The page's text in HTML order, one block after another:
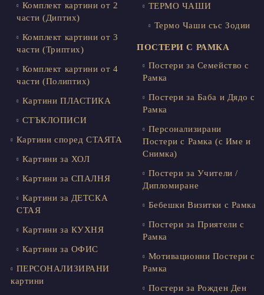
Комплект картини от 2
части (Диптих)
Комплект картини от 3
части (Триптих)
Комплект картини от 4
части (Полиптих)
Картини ПЛАСТИКА
СТЪКЛОПИСИ
Картини според СТАЯТА
Картини за ХОЛ
Картини за СПАЛНЯ
Картини за ДЕТСКА
СТАЯ
Картини за КУХНЯ
Картини за ОФИС
ПЕРСОНАЛИЗИРАНИ
картини
ТЕРМО ЧАШИ
Термо Чаши със Зодии
ПОСТЕРИ С РАМКА
Постери за Семейство с
Рамка
Постери за Баба и Дядо с
Рамка
Персонализирани
Постери с Рамка (с Име и
Снимка)
Постери за Учители /
Дипломиране
Бебешки Визитки с Рамка
Постери за Приятели с
Рамка
Мотивационни Постери с
Рамка
Постери за Рожден Ден